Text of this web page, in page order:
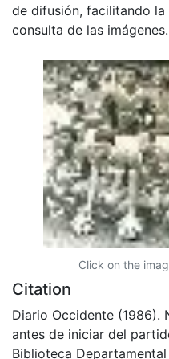
de difusión, facilitando
consulta de las imágenes.
Click on the
Citation
Diario Occidente (1986).
antes de iniciar del
Biblioteca